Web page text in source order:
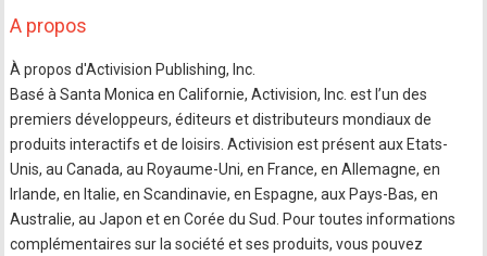
A propos
À propos d'Activision Publishing, Inc.
Basé à Santa Monica en Californie, Activision, Inc. est l’un des
premiers développeurs, éditeurs et distributeurs mondiaux de
produits interactifs et de loisirs. Activision est présent aux Etats-
Unis, au Canada, au Royaume-Uni, en France, en Allemagne, en
Irlande, en Italie, en Scandinavie, en Espagne, aux Pays-Bas, en
Australie, au Japon et en Corée du Sud. Pour toutes informations
complémentaires sur la société et ses produits, vous pouvez